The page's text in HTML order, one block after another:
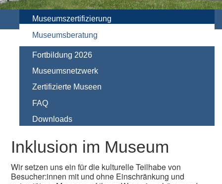
Museumszertifizierung
Museumsberatung
Fortbildung 2026
Museumsnetzwerk
Zertifizierte Museen
FAQ
Downloads
Inklusion im Museum
Wir setzen uns ein für die kulturelle Teilhabe von
Besucher:innen mit und ohne Einschränkung und